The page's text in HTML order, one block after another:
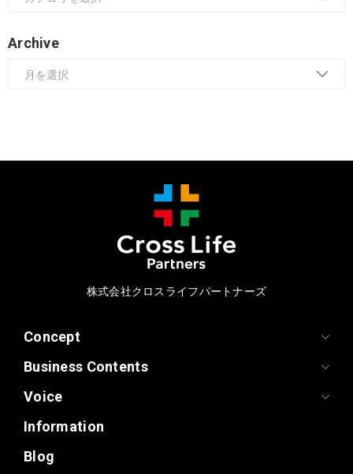
Archive
株式会社クロスライフパートナーズ
Concept
Business Contents
Voice
Information
Blog